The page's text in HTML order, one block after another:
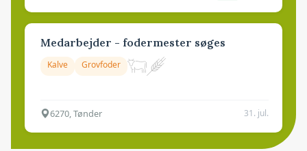
Medarbejder - fodermester søges
Kalve Grovfoder
6270, Tønder 31. jul.